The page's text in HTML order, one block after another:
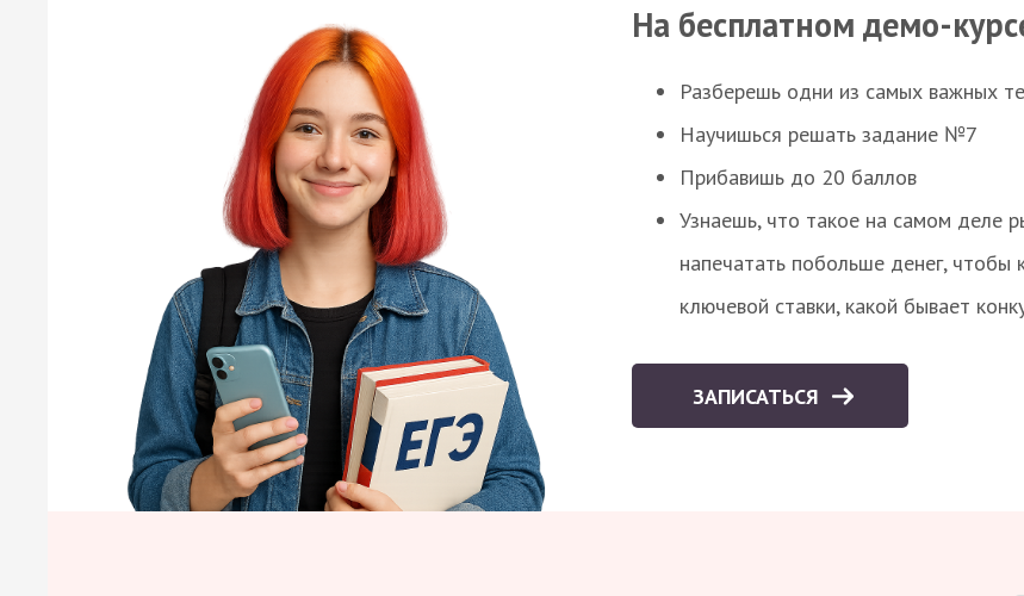
На бесплатном демо-
Разберешь одни из самых важных
Научишься решать задание №7
Прибавишь до 20 баллов
Узнаешь, что такое на самом деле
напечатать побольше денег, чтобы
ключевой ставки, какой бывает
ЗАПИСАТЬСЯ